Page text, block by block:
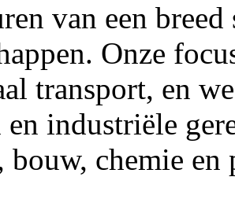
van een
Onze
transport, en
industriële
bouw, chemie en